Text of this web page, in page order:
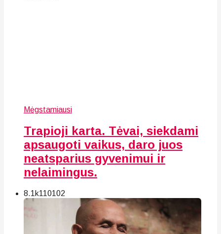
Mėgstamiausi
Trapioji karta. Tėvai, siekdami
apsaugoti vaikus, daro juos
neatsparius gyvenimui ir
nelaimingus.
8.1k110102